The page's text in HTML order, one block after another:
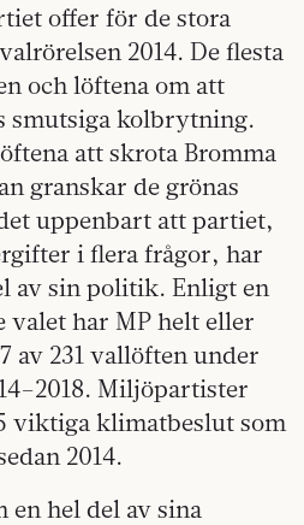
offer för de stora
2014. De flesta
och löftena om att
smutsiga kolbrytning.
att skrota Bromma
granskar de grönas
uppenbart att partiet,
i flera frågor, har
av sin politik. Enligt en
har MP helt eller
av 231 vallöften under
Miljöpartister
viktiga klimatbeslut som
2014.
en hel del av sina